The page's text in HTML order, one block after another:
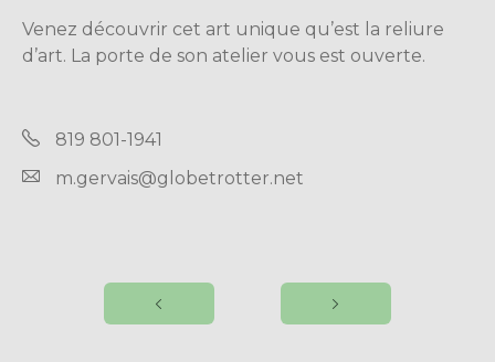
Venez découvrir cet art unique qu’est la reliure
d’art. La porte de son atelier vous est ouverte.
819 801-1941
m.gervais@globetrotter.net